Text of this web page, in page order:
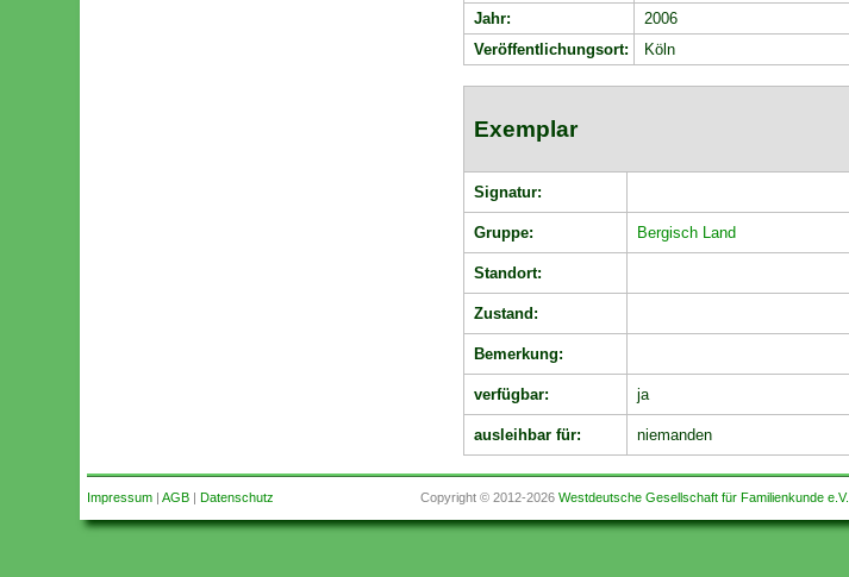
Jahr:
2006
Veröffentlichungsort:
Köln
Exemplar
Signatur:
Gruppe: Bergisch Land
Standort:
Zustand:
Bemerkung:
verfügbar: ja
ausleihbar für: niemanden
Impressum| AGB| Datenschutz Copyright © 2012-2026Westdeutsche Gesellschaft für Familienkunde e.V.